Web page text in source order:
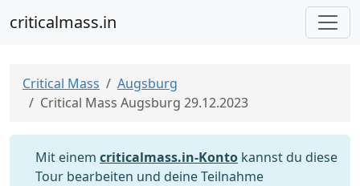
criticalmass.in
Critical Mass
Augsburg
Critical Mass Augsburg 29.12.2023
Mit einem criticalmass.in-Konto kannst du diese
Tour bearbeiten und deine Teilnahme